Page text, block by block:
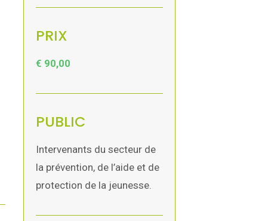
PRIX
€ 90,00
PUBLIC
Intervenants du secteur de
la prévention, de l’aide et de
protection de la jeunesse.